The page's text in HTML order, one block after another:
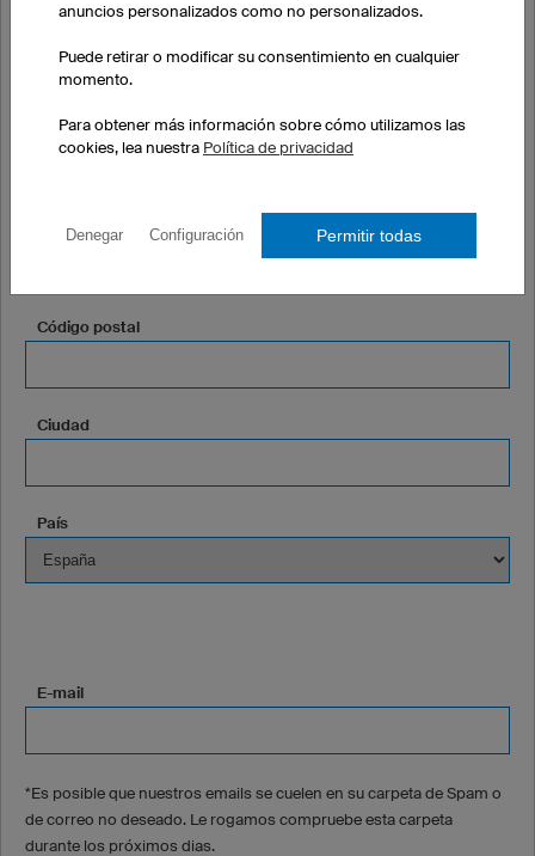
Club o Empresa (opcional)
Dirección
Código postal
Ciudad
País
E-mail
*Es posible que nuestros emails se cuelen en su carpeta de Spam o
de correo no deseado. Le rogamos compruebe esta carpeta
durante los próximos dias.
anuncios personalizados como no personalizados.
Puede retirar o modificar su consentimiento en cualquier
momento.
Para obtener más información sobre cómo utilizamos las
cookies, lea nuestra Política de privacidad
Denegar Configuración Permitir todas